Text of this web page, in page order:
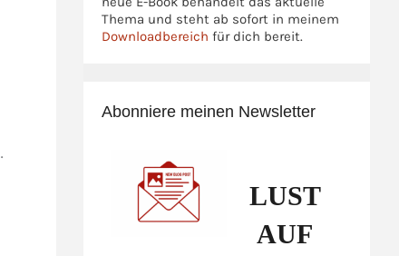
Thema und steht ab sofort in meinem
Downloadbereich für dich bereit.
Abonniere meinen Newsletter
LUST
AUF